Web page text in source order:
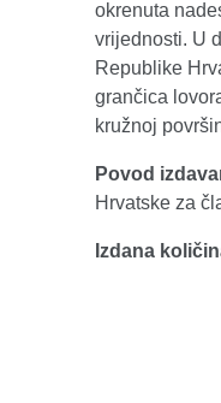
okrenuta
vrijednosti. U
Republike
grančica
kružnoj
Povod
Hrvatske za
Izdana